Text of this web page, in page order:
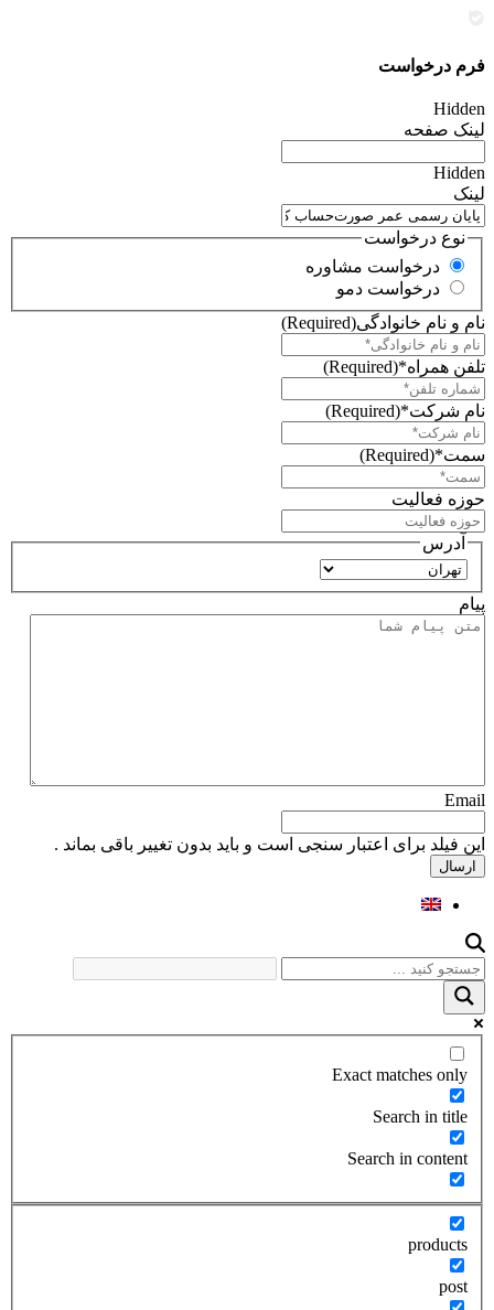
فرم درخواست
Hidden
لینک صفحه
Hidden
لینک
نوع درخواست
درخواست مشاوره
درخواست دمو
نام و نام خانوادگی(Required)
تلفن همراه*(Required)
نام شرکت*(Required)
سمت*(Required)
حوزه فعالیت
آدرس
استان
پیام
Email
این فیلد برای اعتبار سنجی است و باید بدون تغییر باقی بماند .
Exact matches only
Search in title
Search in content
products
post